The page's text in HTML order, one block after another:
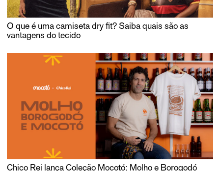
O que é uma camiseta dry fit? Saiba quais são as
vantagens do tecido
Chico Rei lança Coleção Mocotó: Molho e Borogodó